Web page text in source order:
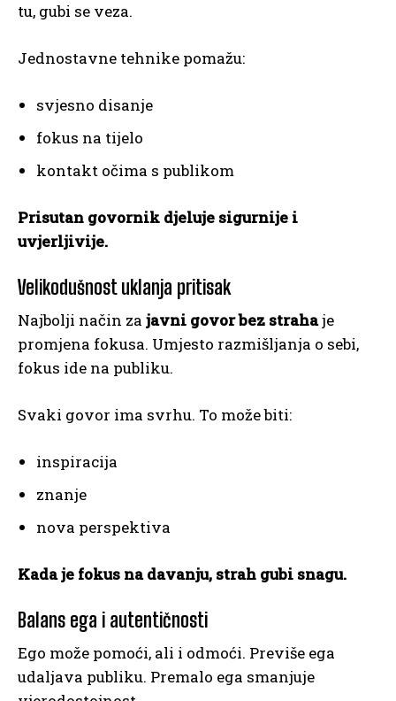
tu, gubi se veza.
Jednostavne tehnike pomažu:
svjesno disanje
fokus na tijelo
kontakt očima s publikom
Prisutan govornik djeluje sigurnije i
uvjerljivije.
Velikodušnost uklanja pritisak
Najbolji način za javni govor bez strahaje
promjena fokusa. Umjesto razmišljanja o sebi,
fokus ide na publiku.
Svaki govor ima svrhu. To može biti:
inspiracija
znanje
nova perspektiva
Kada je fokus na davanju, strah gubi snagu.
Balans ega i autentičnosti
Ego može pomoći, ali i odmoći. Previše ega
udaljava publiku. Premalo ega smanjuje